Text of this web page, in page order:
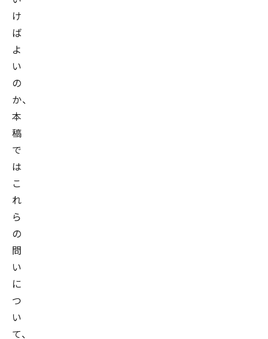
け
ば
よ
い
の
か、
本
稿
で
は
こ
れ
ら
の
問
い
に
つ
い
て、